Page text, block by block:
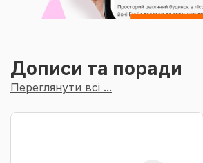
Дописи та поради
Переглянути всі ...